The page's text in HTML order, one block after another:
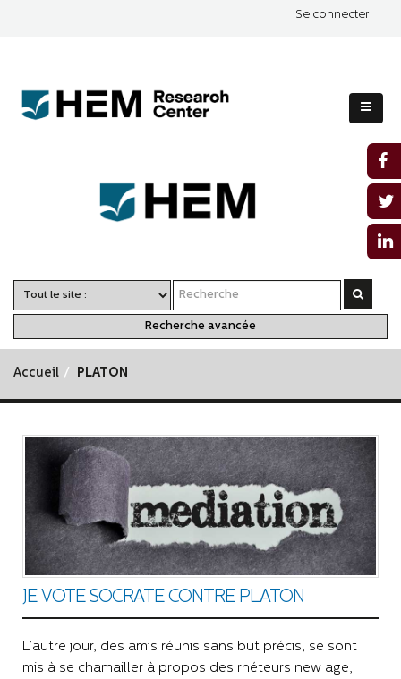
Se connecter
Recherche avancée
Accueil PLATON
JE VOTE SOCRATE CONTRE PLATON
L’autre jour, des amis réunis sans but précis, se sont
mis à se chamailler à propos des rhéteurs new age,